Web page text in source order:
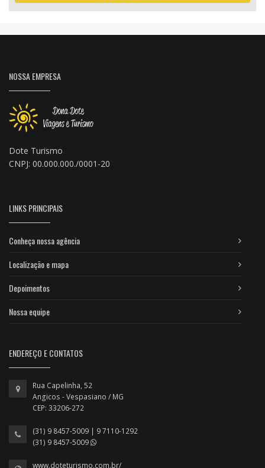
NOSSA EMPRESA
Dote Turismo
CNPJ: 00.000.000./0001-20
LINKS PRINCIPAIS
Conheça nossa agência
Localização e mapa
Depoimentos
Nossa equipe
ENDEREÇO E CONTATOS
Rua Capelinha, 52
Angicos - Vespasiano / MG
CEP: 33206-272
(31) 9 8457-5009 | 9 7110-1292
(31) 9 8457-5009
www.doteturismo.com.br/